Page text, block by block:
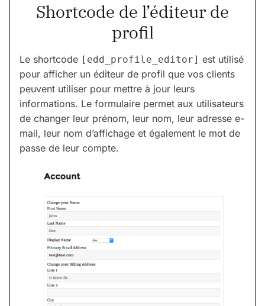
Shortcode de l’éditeur de
profil
Le shortcode [edd_profile_editor] est utilisé
pour afficher un éditeur de profil que vos clients
peuvent utiliser pour mettre à jour leurs
informations. Le formulaire permet aux utilisateurs
de changer leur prénom, leur nom, leur adresse e-
mail, leur nom d’affichage et également le mot de
passe de leur compte.